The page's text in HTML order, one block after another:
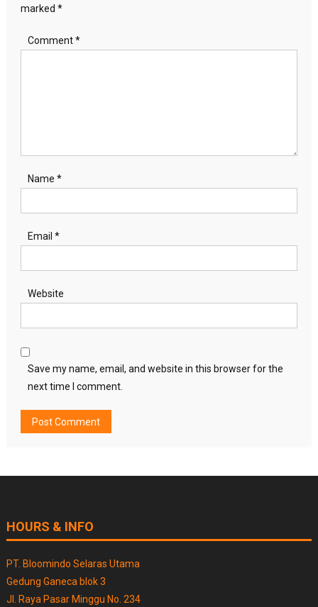
marked *
Comment*
Name *
Email *
Website
Save my name, email, and website in this browser for the
next time I comment.
HOURS & INFO
PT. Bloomindo Selaras Utama
Gedung Ganeca blok 3
Jl. Raya Pasar Minggu No. 234